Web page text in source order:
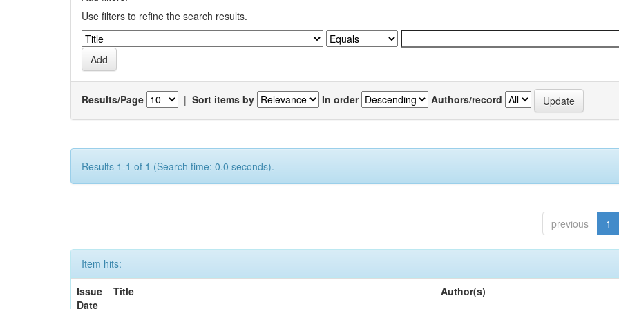
Use filters to refine the search results.
Results/Page | Sort items by In order Authors/record
Results 1-1 of 1 (Search time: 0.0 seconds).
previous 1
Item hits:
Issue
Date
Title Author(s)